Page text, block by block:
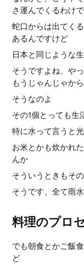
さ運んでくるわけ
蛇口からは出てく
あるんですけど
日本と同じような
そうですよね、や
もうじゃんじゃか
そうなのよ
その1個とっても生
特に水って言うと
お米とかも炊かれ
んか
そういうときもそ
そうです、全て雨
料理のプロ
でも朝食とかご飯
ど